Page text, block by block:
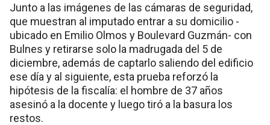
Junto a las imágenes de las cámaras de seguridad,
que muestran al imputado entrar a su domicilio -
ubicado en Emilio Olmos y Boulevard Guzmán- con
Bulnes y retirarse solo la madrugada del 5 de
diciembre, además de captarlo saliendo del edificio
ese día y al siguiente, esta prueba reforzó la
hipótesis de la fiscalía: el hombre de 37 años
asesinó a la docente y luego tiró a la basura los
restos.